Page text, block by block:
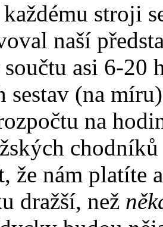
stroji
naší
asi 6-20
sestav (na
na
že nám platíte
dražší, než